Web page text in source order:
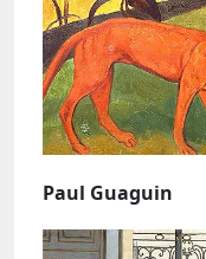
Paul Guaguin